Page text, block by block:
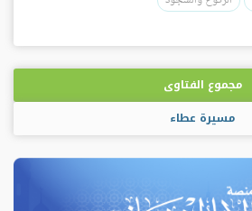
مجموع الفتاوى
مسيرة عطاء